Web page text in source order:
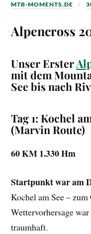
MTB-MOMENTS.DE
Alpencross
Unser Erster
mit dem
See bis nach
Tag 1: Kochel
(Marvin Route)
60 KM 1.330 Hm
Startpunkt war am
Kochel am See –
Wettervorhersage
traumhaft.